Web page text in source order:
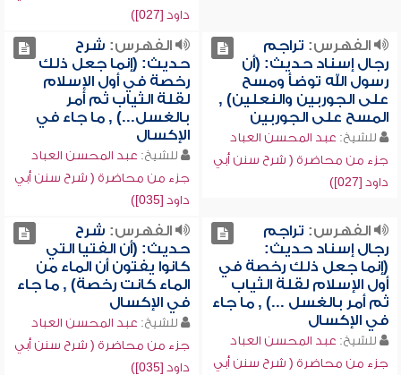
داود [027])
الفهرس: تراجم
رجال إسناد حديث: (أن
رسول الله توضأ ومسح
على الجوربين والنعلين) ,
المسح على الجوربين
للشيخ: عبد المحسن العباد
جزء من محاضرة ( شرح سنن أبي
داود [027])
الفهرس: شرح
حديث: (إنما جعل ذلك
رخصة في أول الإسلام
لقلة الثياب ثم أمر
بالغسل...) , ما جاء في
الإكسال
للشيخ: عبد المحسن العباد
جزء من محاضرة ( شرح سنن أبي
داود [035])
الفهرس: تراجم
رجال إسناد حديث:
(إنما جعل ذلك رخصة في
أول الإسلام لقلة الثياب
ثم أمر بالغسل ...) , ما جاء
في الإكسال
للشيخ: عبد المحسن العباد
جزء من محاضرة ( شرح سنن أبي
الفهرس: شرح
حديث: (أن الفتيا التي
كانوا يفتون أن الماء من
الماء كانت رخصة) , ما جاء
في الإكسال
للشيخ: عبد المحسن العباد
جزء من محاضرة ( شرح سنن أبي
داود [035])